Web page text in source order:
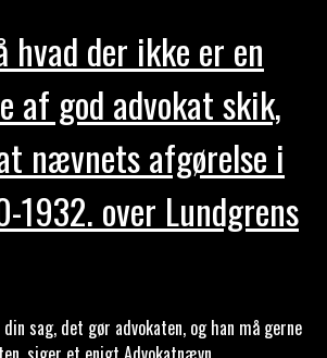
hvad der ikke er en
af god advokat skik,
nævnets afgørelse i
1932. over Lundgrens
sag, det gør advokaten, og han må gerne